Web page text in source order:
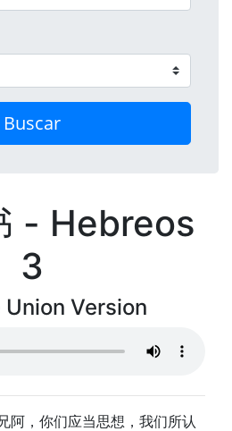
Buscar
- Hebreos
3
Union Version
阿，你们应当思想，我们所认